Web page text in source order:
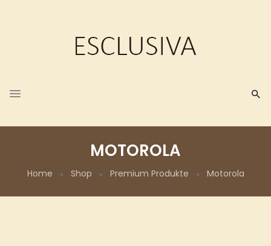
MOTOROLA
Home Shop Premium Produkte Motorola